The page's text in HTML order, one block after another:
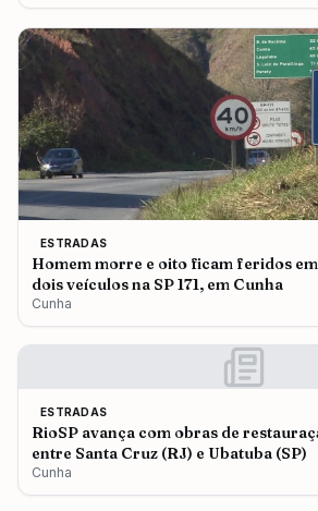
ESTRADAS
Homem morre e oito ficam feridos
dois veículos na SP 171, em Cunha
Cunha
ESTRADAS
RioSP avança com obras de
entre Santa Cruz (RJ) e Ubatuba (SP)
Cunha